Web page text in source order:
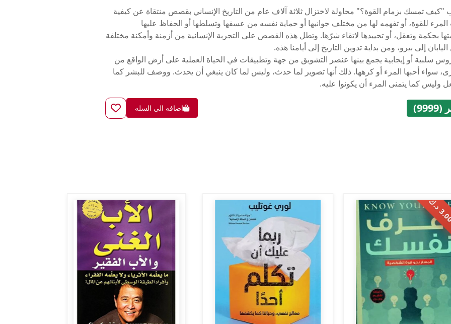
"كيف تمسك بزمام القوة؟" محاولة لاختزال ثلاثة آلاف عام من التاريخ الإنساني بقصص منتقاة عن كيفية
للقوة، أو تفهمه لها من مختلف جوانبها أو حماية نفسه من عسفها وتسلطها أو الحفاظ عليها
بحكمة وتعقل، أو تحييدها لاتقاء شرّها. وتطل هذه القصص على التجربة الإنسانية من أزمنة وأمكنة مختلفة
إلى بيرو، ومن بداية تدوين التاريخ إلى أيامنا هذه.
سلبية أو إيجابية يجمع بينها عنصر التشويق من جهة وتطبيقات في الحياة العملية على أرض الواقع من
سواء أحبها المرء أو كرهها. ذلك أنها تصوير لما حدث، وليس لما كان ينبغي أن يحدث. ووصف للبشر كما
وليس كما يتمنى المرء أن يكونوا عليه.
اضافه الي السله
.
0
0
د
.